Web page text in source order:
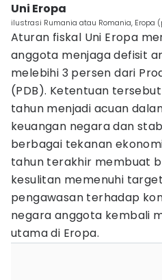
Uni Eropa
ilustrasi Rumania atau Romania, Eropa
Aturan fiskal Uni Eropa
anggota menjaga defisit
melebihi 3 persen dari
(PDB). Ketentuan
tahun menjadi acuan
keuangan negara dan
berbagai tekanan
tahun terakhir membuat
kesulitan memenuhi
pengawasan terhadap
negara anggota kembali
utama di Eropa.